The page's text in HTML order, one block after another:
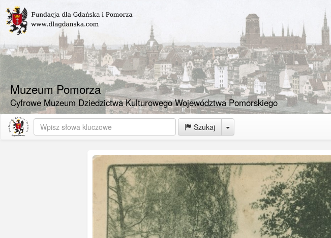
Muzeum Pomorza
Cyfrowe Muzeum Dziedzictwa Kulturowego Województwa Pomorskiego
Szukaj Toggle Dropdown